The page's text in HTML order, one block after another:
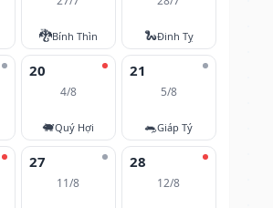
🐉Bính Thìn 🐍Đinh Tỵ
20
4/8
🐖Quý Hợi
21
5/8
🐀Giáp Tý
27
11/8
28
12/8